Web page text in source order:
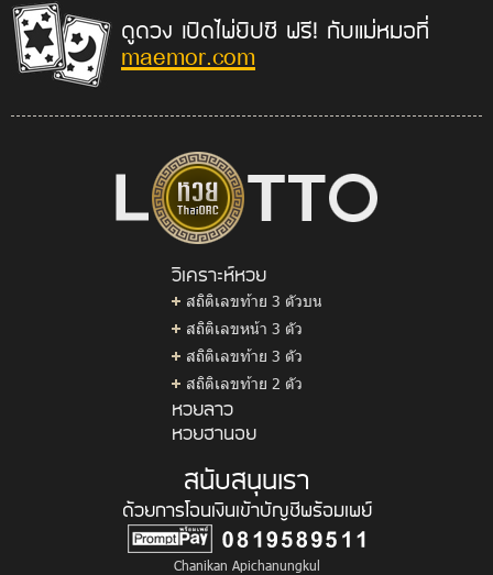
ดูดวง เปิดไพ่ยิปซี ฟรี! กับแม่หมอที่
maemor.com
วิเคราะห์หวย
สถิติเลขท้าย 3 ตัวบน
สถิติเลขหน้า 3 ตัว
สถิติเลขท้าย 3 ตัว
สถิติเลขท้าย 2 ตัว
หวยลาว
หวยฮานอย
สนับสนุนเรา
ด้วยการโอนเงินเข้าบัญชีพร้อมเพย์
Chanikan Apichanungkul